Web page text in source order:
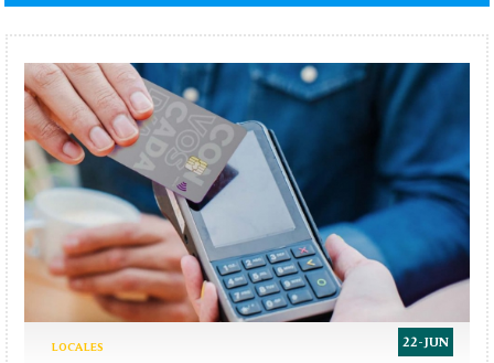
22-JUN
LOCALES